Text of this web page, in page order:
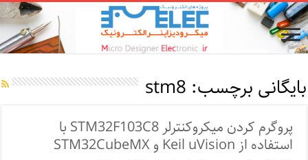
بایگانی برچسب: stm8
پروگرم کردن میکروکنترلر STM32F103C8 با
استفاده از Keil uVision و STM32CubeMX